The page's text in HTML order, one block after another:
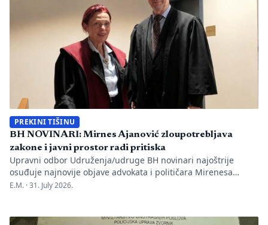
PREKINI TIŠINU
BH NOVINARI: Mirnes Ajanović zloupotrebljava
zakone i javni prostor radi pritiska
Upravni odbor Udruženja/udruge BH novinari najoštrije
osuđuje najnovije objave advokata i političara Mirenesa
Ajanovića i kontinuiranu kampanju javnog targetiranja,
Novinara Marka Divkovića i generalnu tajnicu Borku Rudić.
E.M. ·31. July 2026.